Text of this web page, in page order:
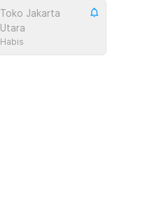
Toko Jakarta
Utara
Habis